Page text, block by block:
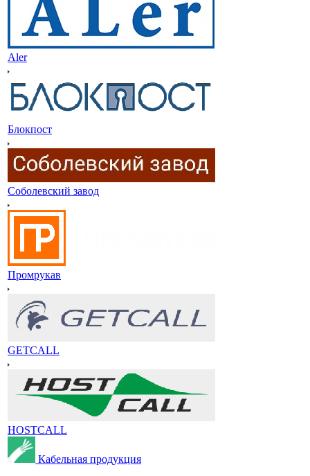
Aler
Блокпост
Соболевский завод
Промрукав
GETCALL
HOSTCALL
Кабельная продукция